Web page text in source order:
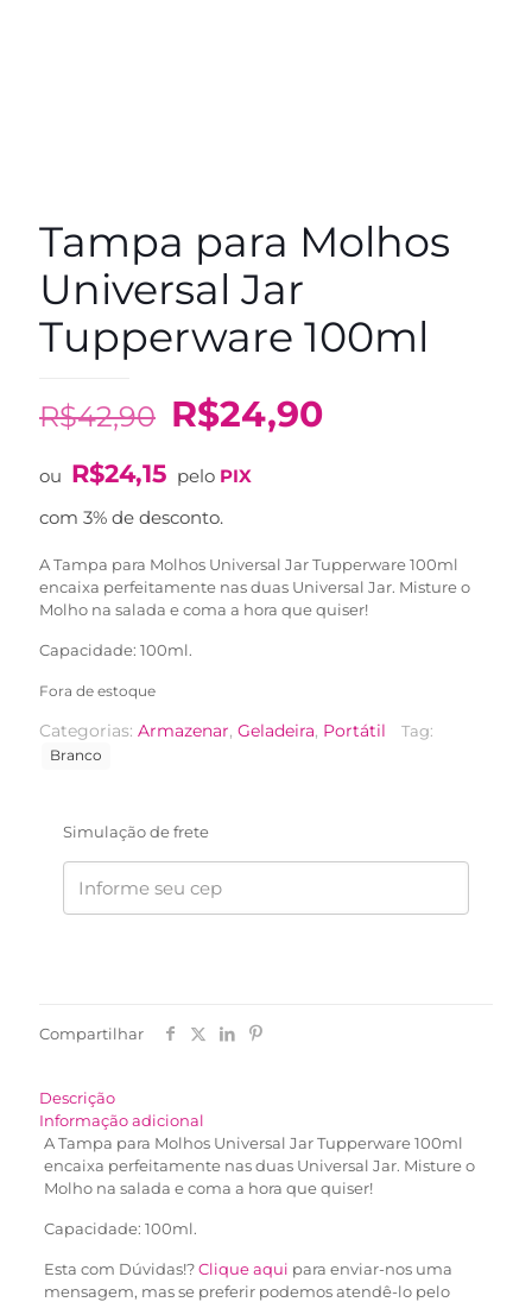
Tampa para Molhos
Universal Jar
Tupperware 100ml
R$42,90 O
original
era:
R$42,90.
R$24,90O
R$24,90.
ou R$24,15 pelo PIX
com 3% de desconto.
A Tampa para Molhos Universal Jar Tupperware 100ml
encaixa perfeitamente nas duas Universal Jar. Misture o
Molho na salada e coma a hora que quiser!
Capacidade: 100ml.
Fora de estoque
Categorias: Armazenar, Geladeira, Portátil Tag:
Branco
Simulação de frete
Compartilhar
Descrição
Informação adicional
A Tampa para Molhos Universal Jar Tupperware 100ml
encaixa perfeitamente nas duas Universal Jar. Misture o
Molho na salada e coma a hora que quiser!
Capacidade: 100ml.
Esta com Dúvidas!?Clique aqui para enviar-nos uma
mensagem, mas se preferir podemos atendê-lo pelo